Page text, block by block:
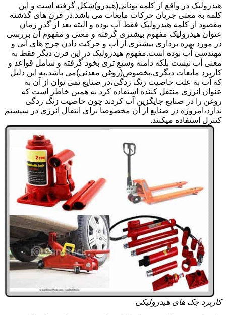
هیدرولیک در واقع از کلمه یونانی(هیدرو)شکل گرفته است و این
کلمه به معنی جریان حرکات مایعات می باشد.در قرن های گذشته
مقصود از کلمه هیدرولیک فقط آب بوده و البته بعد از گذر زمان
عنوان هیدرولیک مفهوم بیشتری گرفته و معنی و مفهوم آن بررسی
در مورد بهره برداری بیشتری از آب و حرکت دادن چرخ های آبی و
مهندسی آب بوده است.مفهوم هیدرولیک در این قرن دیگر فقط به
معنی آب نیست بلکه دامنه وسیع تری بخود گرفته و شامل قواعد و
کاربرد مایعات دیگری،بخصوص(روغن معدنی)می باشد،به این دلیل
که آب به علت خاصیت زنگ زدگی،در صنایع نمی توان از آن به
عنوان انرژی منتقل کننده استفاده کرد به همین خاطر است که
روغن را در صنایع جایگزین آب کردند چون خاصیت زنگ زدگی
ندارد،امروزه در صنایع از آن مخصوصا برای انتقال انرژی در سیستم
کنترل استفاده میکنند.
کاربرد جک های هیدرولیکی